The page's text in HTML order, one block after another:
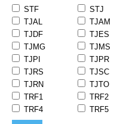
STF STJ
TJAL
TJAM
TJDF
TJES
TJMG
TJMS
TJPI
TJPR
TJRS
TJSC
TJRN
TJTO
TRF1
TRF2
TRF4
TRF5